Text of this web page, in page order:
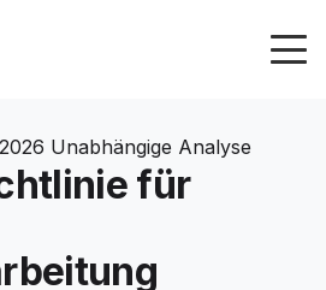
Unabhängige Analyse
für